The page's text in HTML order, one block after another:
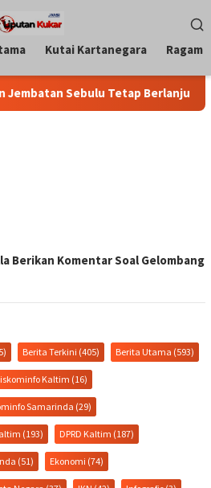
Kutai Kartanegara Ragam
Sebulu Tetap Berlanjut, Upaya
Berikan Komentar Soal Gelombang
Berita Terkini (405) Berita Utama (593)
Kaltim (16)
Samarinda (29)
(193) DPRD Kaltim (187)
(51) Ekonomi (74)